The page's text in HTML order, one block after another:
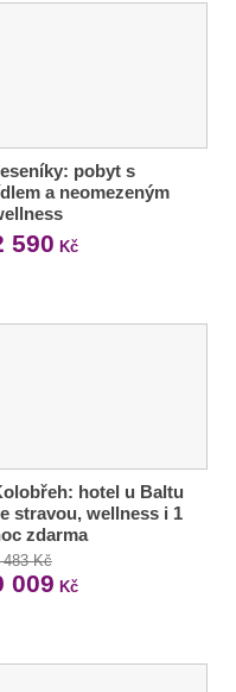
pobyt s
a neomezeným
590 Kč
hotel u Baltu
stravou, wellness i 1
zdarma
483 Kč
009 Kč